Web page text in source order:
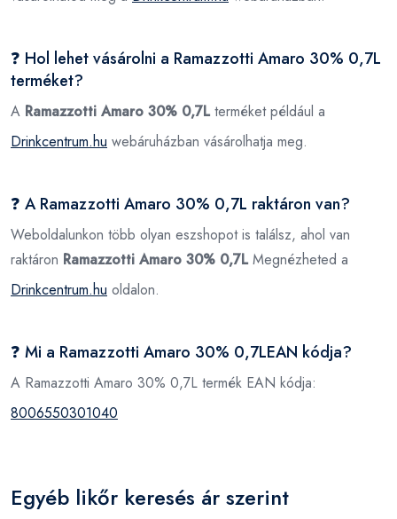
❓ Hol lehet vásárolni a Ramazzotti Amaro 30% 0,7L
terméket?
A Ramazzotti Amaro 30% 0,7Lterméket például a
Drinkcentrum.hu webáruházban vásárolhatja meg.
❓ A Ramazzotti Amaro 30% 0,7L raktáron van?
Weboldalunkon több olyan eszshopot is találsz, ahol van
raktáron Ramazzotti Amaro 30% 0,7LMegnézheted a
Drinkcentrum.hu oldalon.
❓ Mi a Ramazzotti Amaro 30% 0,7LEAN kódja?
A Ramazzotti Amaro 30% 0,7L termék EAN kódja:
8006550301040
Egyéb likőr keresés ár szerint